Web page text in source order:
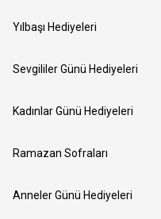
Yılbaşı Hediyeleri
Sevgililer Günü Hediyeleri
Kadınlar Günü Hediyeleri
Ramazan Sofraları
Anneler Günü Hediyeleri